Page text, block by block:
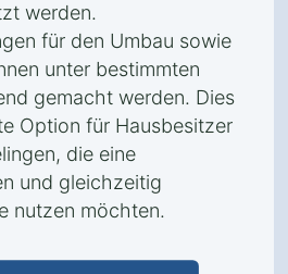
werden.
für den Umbau sowie
unter bestimmten
gemacht werden. Dies
Option für Hausbesitzer
die eine
und gleichzeitig
nutzen möchten.